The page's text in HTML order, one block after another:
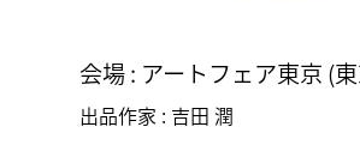
会場 : アートフェア東京 (
出品作家 : 吉田 潤